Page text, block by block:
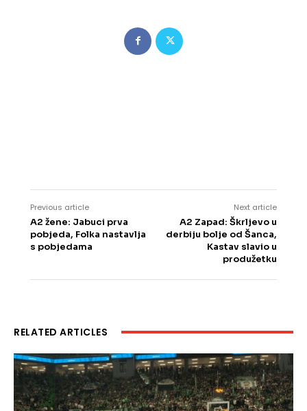
Previous article
A2 žene: Jabuci prva
pobjeda, Folka nastavlja
s pobjedama
Next article
A2 Zapad: Škrljevo u
derbiju bolje od Šanca,
Kastav slavio u
produžetku
RELATED ARTICLES